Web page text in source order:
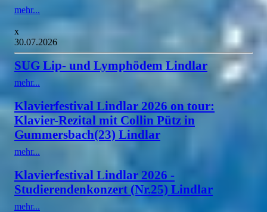
mehr...
x
30.07.2026
SUG Lip- und Lymphödem Lindlar
mehr...
Klavierfestival Lindlar 2026 on tour:
Klavier-Rezital mit Collin Pütz in
Gummersbach(23) Lindlar
mehr...
Klavierfestival Lindlar 2026 -
Studierendenkonzert (Nr.25) Lindlar
mehr...